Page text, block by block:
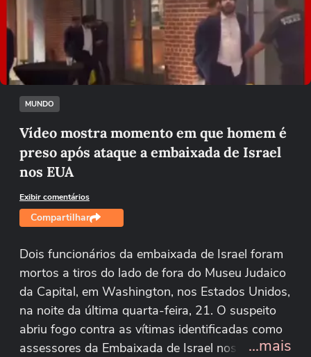
Não foi possível reproduzir o vídeo
Tentar novamente
MUNDO
Vídeo mostra momento em que homem é
preso após ataque a embaixada de Israel
nos EUA
Exibir comentários
Compartilhar
Dois funcionários da embaixada de Israel foram
mortos a tiros do lado de fora do Museu Judaico
da Capital, em Washington, nos Estados Unidos,
na noite da última quarta-feira, 21. O suspeito
abriu fogo contra as vítimas identificadas como
assessores da Embaixada de Israel nos Estados
...mais